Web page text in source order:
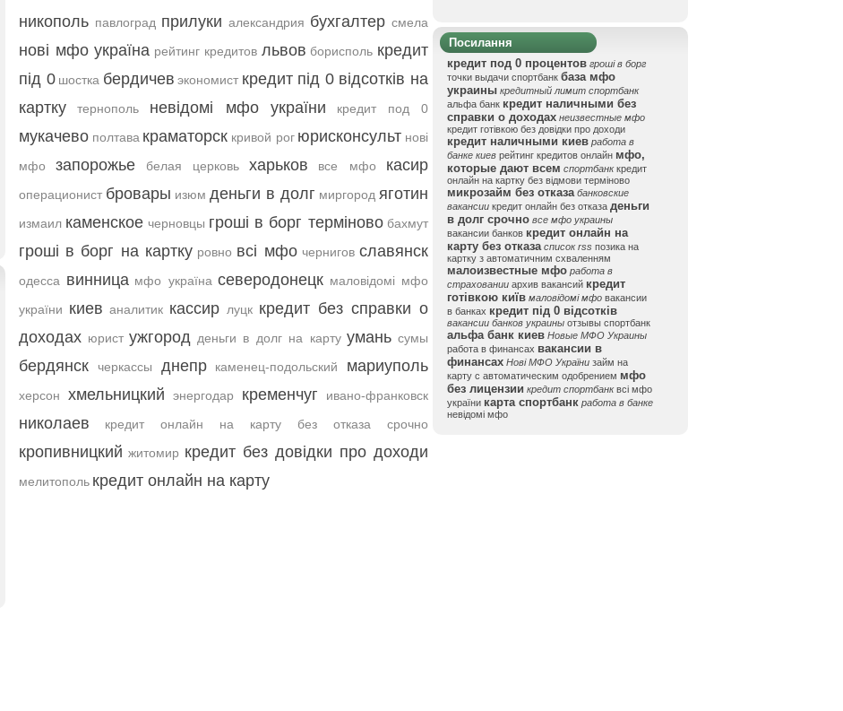
никополь павлоград прилуки александрия бухгалтер смела
нові мфо україна рейтинг кредитов львов борисполь кредит
під 0 шостка бердичев экономист кредит під 0 відсотків на
картку
тернополь невідомі мфо україни кредит под 0
мукачево полтава краматорск кривой рог юрисконсульт нові
мфо
запорожье белая церковь харьков все мфо касир
операционист бровары изюм деньги в долг миргород яготин
измаил каменское черновцы гроші в борг терміново бахмут
гроші в борг на картку ровно всі мфо чернигов славянск
одесса винница мфо україна северодонецк маловідомі мфо
україни киев аналитик кассир луцк кредит без справки о
доходах юрист ужгород деньги в долг на карту умань сумы
бердянск черкассы днепр каменец-подольский мариуполь
херсон хмельницкий энергодар кременчуг ивано-франковск
николаев кредит онлайн на карту без отказа срочно
кропивницкий житомир кредит без довідки про доходи
мелитополь кредит онлайн на карту
Посилання
кредит под 0 процентов гроші в борг
точки выдачи спортбанк база мфо
украины кредитный лимит спортбанк
альфа банк кредит наличными без
справки о доходах неизвестные мфо
кредит готівкою без довідки про доходи
кредит наличными киев работа в
банке киев рейтинг кредитов онлайн мфо,
которые дают всем спортбанк кредит
онлайн на картку без відмови терміново
микрозайм без отказа банковские
вакансии кредит онлайн без отказа деньги
в долг срочно все мфо украины
вакансии банков кредит онлайн на
карту без отказа список rss позика на
картку з автоматичним схваленням
малоизвестные мфо работа в
страховании архив вакансий кредит
готівкою київ маловідомі мфо вакансии
в банках кредит під 0 відсотків
вакансии банков украины отзывы спортбанк
альфа банк киев Новые МФО Украины
работа в финансах вакансии в
финансах Нові МФО України займ на
карту с автоматическим одобрением мфо
без лицензии кредит спортбанк всі мфо
україни карта спортбанк работа в банке
невідомі мфо